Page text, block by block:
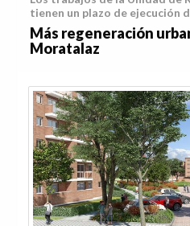
tienen un plazo de ejecución
Más regeneración
Moratalaz